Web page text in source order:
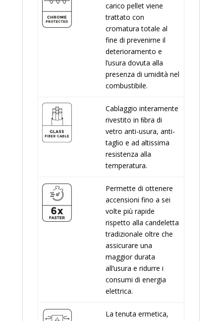
carico pellet viene
trattato con
cromatura totale al
fine di prevenirne il
deterioramento e
l’usura dovuta alla
presenza di umidità nel
combustibile.
Cablaggio interamente
rivestito in ﬁbra di
vetro anti-usura, anti-
taglio e ad altissima
resistenza alla
temperatura.
Permette di ottenere
accensioni fino a sei
volte più rapide
rispetto alla candeletta
tradizionale oltre che
assicurare una
maggior durata
all’usura e ridurre i
consumi di energia
elettrica.
La tenuta ermetica,